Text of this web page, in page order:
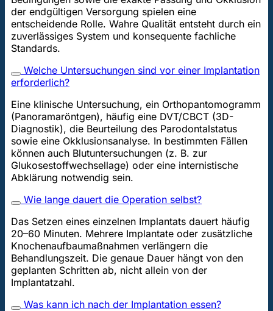
der endgültigen Versorgung spielen eine
entscheidende Rolle. Wahre Qualität entsteht durch ein
zuverlässiges System und konsequente fachliche
Standards.
Welche Untersuchungen sind vor einer Implantation
erforderlich?
Eine klinische Untersuchung, ein Orthopantomogramm
(Panoramaröntgen), häufig eine DVT/CBCT (3D-
Diagnostik), die Beurteilung des Parodontalstatus
sowie eine Okklusionsanalyse. In bestimmten Fällen
können auch Blutuntersuchungen (z. B. zur
Glukosestoffwechsellage) oder eine internistische
Abklärung notwendig sein.
Wie lange dauert die Operation selbst?
Das Setzen eines einzelnen Implantats dauert häufig
20–60 Minuten. Mehrere Implantate oder zusätzliche
Knochenaufbaumaßnahmen verlängern die
Behandlungszeit. Die genaue Dauer hängt von den
geplanten Schritten ab, nicht allein von der
Implantatzahl.
Was kann ich nach der Implantation essen?